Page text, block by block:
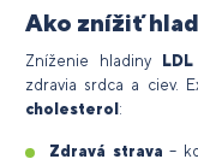
Ako znížiť
Zníženie hladiny
zdravia srdca a ciev.
cholesterol :
Zdravá strava –